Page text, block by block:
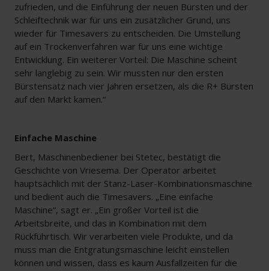
zufrieden, und die Einführung der neuen Bürsten und der
Schleiftechnik war für uns ein zusätzlicher Grund, uns
wieder für Timesavers zu entscheiden. Die Umstellung
auf ein Trockenverfahren war für uns eine wichtige
Entwicklung. Ein weiterer Vorteil: Die Maschine scheint
sehr langlebig zu sein. Wir mussten nur den ersten
Bürstensatz nach vier Jahren ersetzen, als die R+ Bürsten
auf den Markt kamen.“
Einfache Maschine
Bert, Maschinenbediener bei Stetec, bestätigt die
Geschichte von Vriesema. Der Operator arbeitet
hauptsächlich mit der Stanz-Laser-Kombinationsmaschine
und bedient auch die Timesavers. „Eine einfache
Maschine“, sagt er. „Ein großer Vorteil ist die
Arbeitsbreite, und das in Kombination mit dem
Rückführtisch. Wir verarbeiten viele Produkte, und da
muss man die Entgratungsmaschine leicht einstellen
können und wissen, dass es kaum Ausfallzeiten für die